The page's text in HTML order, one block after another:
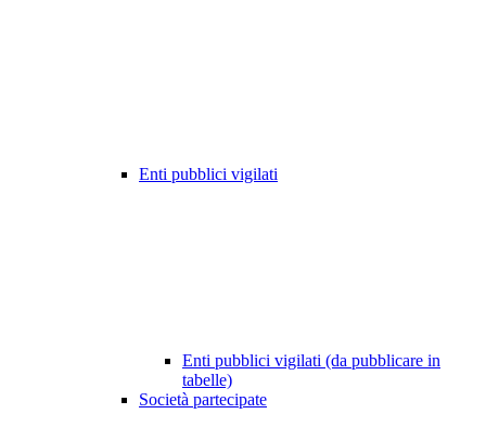
Enti pubblici vigilati
Enti pubblici vigilati (da pubblicare in
tabelle)
Società partecipate